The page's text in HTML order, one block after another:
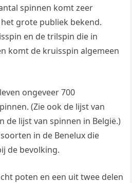
spinnen komt zeer
grote publiek bekend.
en de trilspin die in
komt de kruisspin algemeen
ongeveer 700
(Zie ook de lijst van
de lijst van spinnen in België.)
in de Benelux die
de bevolking.
poten en een uit twee delen